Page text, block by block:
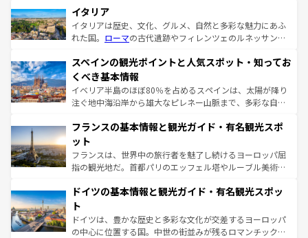
イタリア
イタリアは歴史、文化、グルメ、自然と多彩な魅力にあふ
れた国。 ローマの古代遺跡やフィレンツェのルネッサンス
ろん、トスカーナの美しい田園風景やアマルフィ海岸の絶
景など、自然景観も見逃せない。観光の合間には、本場の
ピザやパスタなど、絶品のイタリア料理を堪能することも
できる。朝目覚めてから夜眠るまで、すべての瞬間を楽し
なお、新着のイタリア情報はコンテンツ一覧を参照してほ
しい。
スペインの観光ポイントと人気スポット・知ってお
くべき基本情報
イベリア半島のほぼ80％を占めるスペインは、太陽が降り
注ぐ地中海沿岸から雄大なピレネー山脈まで、多彩な自然
文化が根付くこの国では、情熱的なフラメンコ、熱気あふ
れる闘牛、そして美味しいタパスが生活の一部となってい
る。首都マドリードの洗練された雰囲気や、バルセロナの
アートに溢れた街角から、地方では古代ローマ遺跡や中世
せる。地方によって風土や気候が異なるスペインはその個
ンテンツ一覧 を参照してほしい。
フランスの基本情報と観光ガイド・有名観光スポ
ット
フランスは、世界中の旅行者を魅了し続けるヨーロッパ屈
指の観光地だ。首都パリのエッフェル塔やルーブル美術館
で、幅広い魅力が詰まっている。華麗な宮殿、歴史的な大
聖堂、美しいビーチ、そして豊かな自然が、訪れる者を心
から魅了する。また、フランスは美食の国としても知ら
れ、フランス料理はユネスコ無形文化遺産にも登録されて
ドイツの基本情報と観光ガイド・有名観光スポッ
ト
ドイツは、豊かな歴史と多彩な文化が交差するヨーロッパ
の中心に位置する国。中世の街並みが残るロマンチック街